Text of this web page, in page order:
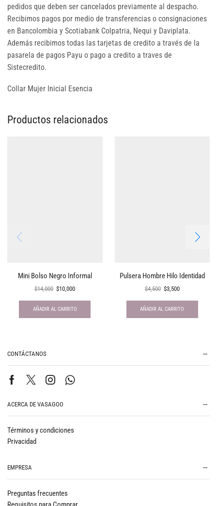
pedidos que deben ser cancelados previamente al despacho.
Recibimos pagos por medio de transferencias o consignaciones
en Bancolombia y Scotiabank Colpatria, Nequi y Daviplata.
Además recibimos todas las tarjetas de credito a través de la
pasarela de pagos Payu o pago a credito a traves de
Sistecredito.
Collar Mujer Inicial Esencia
Productos relacionados
Mini Bolso Negro Informal
$14,000 $10,000
AÑADIR AL CARRITO
Pulsera Hombre Hilo Identidad
$4,500 $3,500
AÑADIR AL CARRITO
CONTÁCTANOS
ACERCA DE VASAGOO
Términos y condiciones
Privacidad
EMPRESA
Preguntas frecuentes